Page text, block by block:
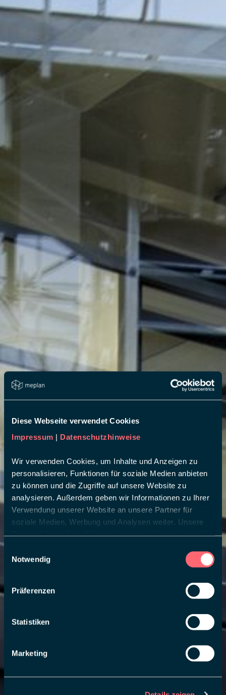
Diese Webseite verwendet Cookies
Impressum | Datenschutzhinweise
Wir verwenden Cookies, um Inhalte und Anzeigen zu
personalisieren, Funktionen für soziale Medien anbieten
zu können und die Zugriffe auf unsere Website zu
analysieren. Außerdem geben wir Informationen zu Ihrer
Verwendung unserer Website an unsere Partner für
soziale Medien, Werbung und Analysen weiter. Unsere
haben oder die sie im Rahmen Ihrer Nutzung der Dienste
Notwendig
Präferenzen
Statistiken
Marketing